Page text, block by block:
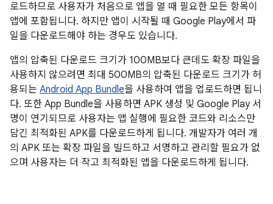
로드하므로 사용자가 처음으로 앱을 열 때 필요한 모든 항목이
앱에 포함됩니다. 하지만 앱이 시작될 때 Google Play에서 파
일을 다운로드해야 하는 경우도 있습니다.
앱의 압축된 다운로드 크기가 100MB보다 큰데도 확장 파일을
사용하지 않으려면 최대 500MB의 압축된 다운로드 크기가 허
용되는 Android App Bundle을 사용하여 앱을 업로드하면 됩니
다. 또한 App Bundle을 사용하면 APK 생성 및 Google Play 서
명이 연기되므로 사용자는 앱 실행에 필요한 코드와 리소스만
담긴 최적화된 APK를 다운로드하게 됩니다. 개발자가 여러 개
의 APK 또는 확장 파일을 빌드하고 서명하고 관리할 필요가 없
으며 사용자는 더 작고 최적화된 앱을 다운로드하게 됩니다.